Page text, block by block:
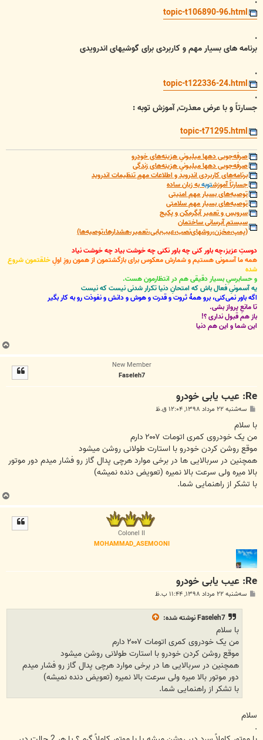
topic-t106890-96.html
برنامه های بسیار مهم و کاربردی برای گوشیهای اندرویدی
topic-t122336-24.html
جسارتاً و با عرض معذرت, آموزش توبه :
topic-t71295.html
صرفه‌جویی دهها میلیونیِ هزینه‌های خودرو
صرفه‌جویی دهها میلیونیِ هزینه‌های زندگی
برنامه‌های کاربردی اندروید و اطلاعات مهمِ تنظیمات اندروید
جسارتاً آموزشتوبهبه زبان ساده
توصیه‌های بسیار مهم امنیتی
توصیه‌های بسیار مهم سلامتی
سرویس و تعمیر آبگرمکن و پکیج
سیستم آبرسانی ساختمان
(پمپ،مخزن،روشهای‌نصب،عیب‌یابی،تعمیر،هشدارها،توصیه‌ها)
دوستِ عزیز،چه باور کنی چه باور نکنی چه خوشت بیاد چه خوشت نیاد
همه ما آسمونی هستیم و شمارش معکوس برای بازگشتمون از همون روزِ اولِخلقتمون شروع
شده
و حسابرسیِ بسیار دقیقی هم در انتظارمون هست.
یه آسمونیِ فعال باش که امتحانِ دنیا تکرار شدنی نیست که نیست
اگه باور نمی‌کنی، برو همۀ ثروت و قدرت و هوش و دانش و نفوذت رو به کار بگیر
تا مانعِ پرواز بشی.
باز هم قبول نداری ؟!
این شما و این هم دنیا
ب
ا
New Member
Faseleh7
Re: عيب يابی خودرو
پ
ت
سه‌شنبه ۲۲ مرداد ۱۳۹۸, ۱۲:۰۴ ق.ظ
با سلام
من یک خودروی کمری اتومات ۲۰۰۷ دارم
موقع روشن کردن خودرو با استارت طولانی روشن میشود
همچنین در سربالایی ها در برخی موارد هرچی پدال گاز رو فشار میدم دور موتور
بالا میره ولی سرعت بالا نمیره (تعویض دنده نمیشه)
با تشکر از راهنمایی شما.
ب
ا
Colonel II
MOHAMMAD_ASEMOONI
Re: عيب يابی خودرو
پ سه‌شنبه ۲۲ مرداد ۱۳۹۸, ۱۱:۴۴ ب.ظ
Faseleh7نوشته شده:
با سلام
من یک خودروی کمری اتومات ۲۰۰۷ دارم
موقع روشن کردن خودرو با استارت طولانی روشن میشود
همچنین در سربالایی ها در برخی موارد هرچی پدال گاز رو فشار میدم
دور موتور بالا میره ولی سرعت بالا نمیره (تعویض دنده نمیشه)
با تشکر از راهنمایی شما.
سلام